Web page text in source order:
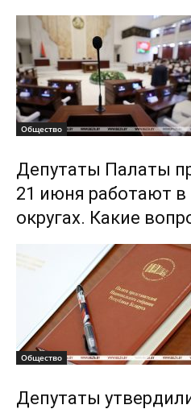
Общество
Депутаты Палаты
21 июня работают в
округах. Какие
Общество
Депутаты